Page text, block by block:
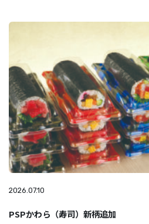
2026.07.10
PSPかわら（寿司）新柄追加